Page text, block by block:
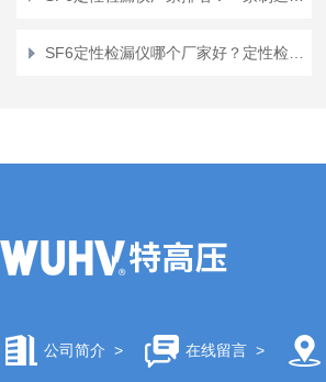
公司简介 > 在线留言>